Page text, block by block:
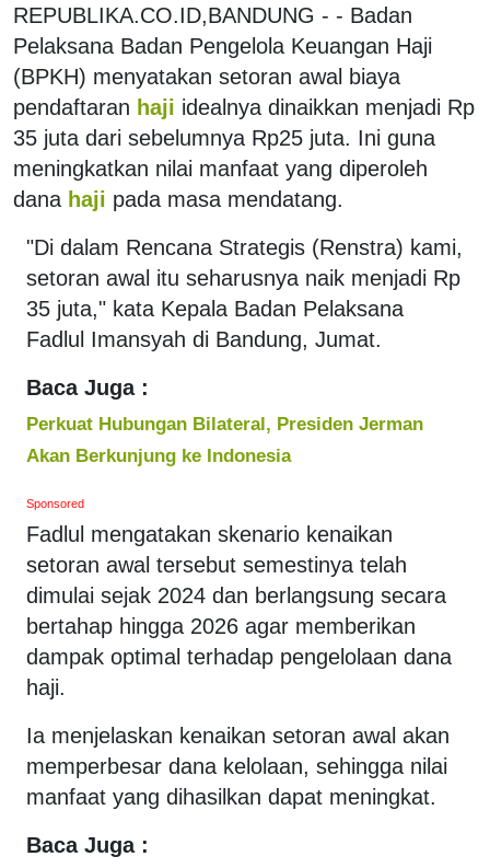
REPUBLIKA.CO.ID,BANDUNG - - Badan
Pelaksana Badan Pengelola Keuangan Haji
(BPKH) menyatakan setoran awal biaya
pendaftaran haji idealnya dinaikkan menjadi Rp
35 juta dari sebelumnya Rp25 juta. Ini guna
meningkatkan nilai manfaat yang diperoleh
dana haji pada masa mendatang.
"Di dalam Rencana Strategis (Renstra) kami,
setoran awal itu seharusnya naik menjadi Rp
35 juta," kata Kepala Badan Pelaksana
Fadlul Imansyah di Bandung, Jumat.
Baca Juga :
Perkuat Hubungan Bilateral, Presiden Jerman
Akan Berkunjung ke Indonesia
Sponsored
Fadlul mengatakan skenario kenaikan
setoran awal tersebut semestinya telah
dimulai sejak 2024 dan berlangsung secara
bertahap hingga 2026 agar memberikan
dampak optimal terhadap pengelolaan dana
haji.
Ia menjelaskan kenaikan setoran awal akan
memperbesar dana kelolaan, sehingga nilai
manfaat yang dihasilkan dapat meningkat.
Baca Juga :